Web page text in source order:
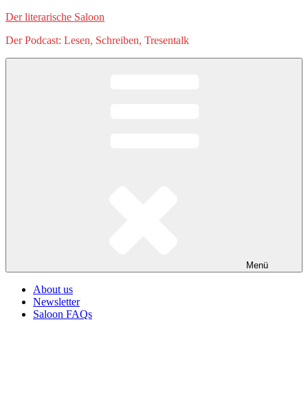
Zum
springen
Der literarische Saloon
Der Podcast: Lesen, Schreiben, Tresentalk
Menü
About us
Newsletter
Saloon FAQs